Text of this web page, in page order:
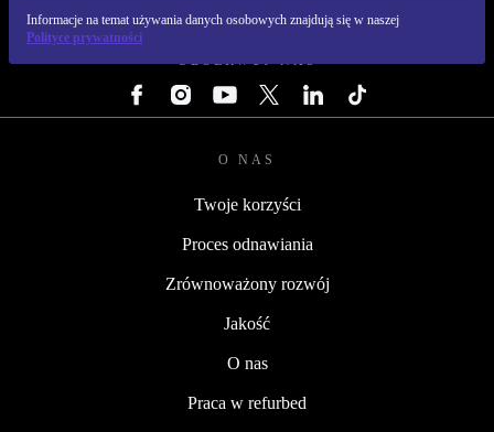
Informacje na temat używania danych osobowych znajdują się w naszej
Polityce prywatności
OBSERWUJ NAS
O NAS
Twoje korzyści
Proces odnawiania
Zrównoważony rozwój
Jakość
O nas
Praca w refurbed